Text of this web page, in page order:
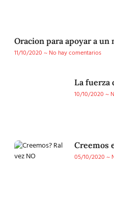
Oracion para apoyar a un
11/10/2020
No hay comentarios
La fuerza
10/10/2020
Creemos
05/10/2020